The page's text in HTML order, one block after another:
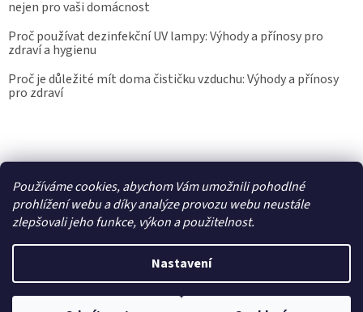
Používáme cookies, abychom Vám umožnili pohodlné
prohlížení webu a díky analýze provozu webu neustále
zlepšovali jeho funkce, výkon a použitelnost.
Nastavení
nejen pro vaši domácnost
Proč používat dezinfekční UV lampy: Výhody a přínosy pro
zdraví a hygienu
Proč je důležité mít doma čističku vzduchu: Výhody a přínosy
pro zdraví
Vytvořil Shoptet
Copyright 2026Epřístroje.cz. Všechna práva vyhrazena.Upravit